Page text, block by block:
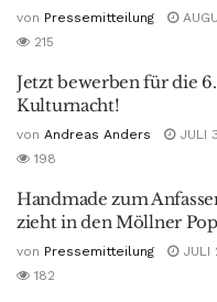
von Pressemitteilung
215
Jetzt bewerben für die
Kulturnacht!
von Andreas Anders JULI
198
Handmade zum
zieht in den Möllner
von Pressemitteilung JULI
182